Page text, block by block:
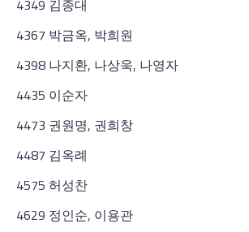
4349 김종대
4367 박금옥, 박희원
4398 나지환, 나상욱, 나영자
4435 이순자
4473 권원명, 권희창
4487 김옥례
4575 허성찬
4629 정인순, 이용관